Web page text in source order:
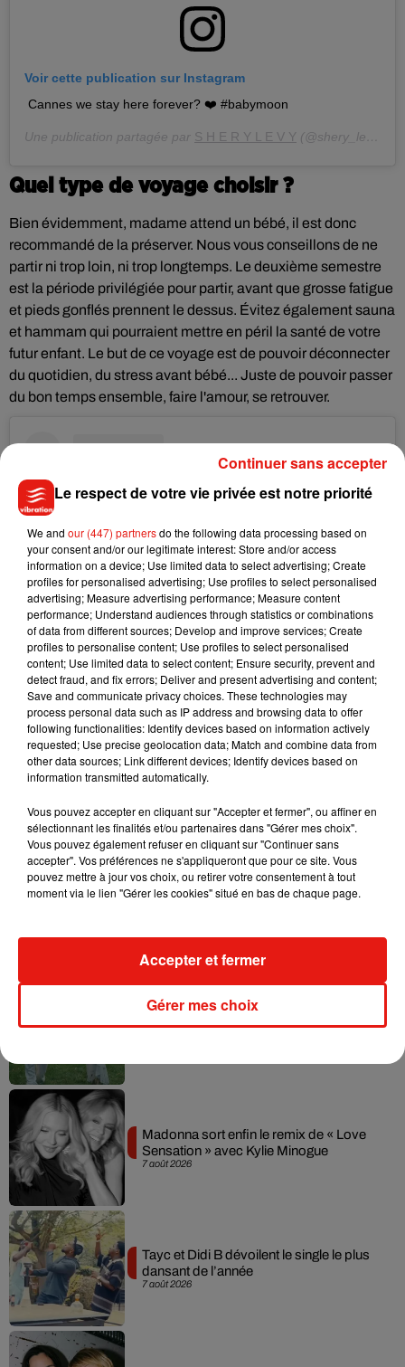
Voir cette publication sur Instagram
Cannes we stay here forever? ❤️ #babymoon
Une publication partagée par S H E R Y L E V Y (@shery_levy) le
Quel type de voyage choisir ?
Bien évidemment, madame attend un bébé, il est donc
recommandé de la préserver. Nous vous conseillons de ne
partir ni trop loin, ni trop longtemps. Le deuxième semestre
est la période privilégiée pour partir, avant que grosse fatigue
et pieds gonflés prennent le dessus. Évitez également sauna
et hammam qui pourraient mettre en péril la santé de votre
futur enfant. Le but de ce voyage est de pouvoir déconnecter
du quotidien, du stress avant bébé... Juste de pouvoir passer
du bon temps ensemble, faire l'amour, se retrouver.
Voir cette publication sur Instagram
Celebrating 30 weeks pregnant �xÈ�xÈ.Only 10 more
weeks until we get to finally meet you mi corazón
�xÈxÈ�x" #babymoon #maui #hawaii #kaanapalibeach
#30weekspregnant #babyboy #soontobeparents
#bestvacayever #summer2019 #pregnantbelly #babybump
#keepgrowingbaby #loveyouwithallmyheart
Une publication partagée parCrhistina Abrego(@crhistinaabrego) le
Julien Lieb s’essaye à la vie de chatelain
dans son nouveau clip
7 août 2026
Madonna sort enfin le remix de « Love
Sensation » avec Kylie Minogue
7 août 2026
Tayc et Didi B dévoilent le single le plus
dansant de l’année
Le respect de votre vie privée est notre priorité
We and our (447) partnersdo the following data processing based on
your consent and/or our legitimate interest: Store and/or access
information on a device; Use limited data to select advertising; Create
profiles for personalised advertising; Use profiles to select personalised
advertising; Measure advertising performance; Measure content
performance; Understand audiences through statistics or combinations
of data from different sources; Develop and improve services; Create
profiles to personalise content; Use profiles to select personalised
content; Use limited data to select content; Ensure security, prevent and
detect fraud, and fix errors; Deliver and present advertising and content;
Save and communicate privacy choices. These technologies may
process personal data such as IP address and browsing data to offer
following functionalities: Identify devices based on information actively
requested; Use precise geolocation data; Match and combine data from
other data sources; Link different devices; Identify devices based on
information transmitted automatically.
Vous pouvez accepter en cliquant sur "Accepter et fermer", ou affiner en
sélectionnant les finalités et/ou partenaires dans "Gérer mes choix".
Vous pouvez également refuser en cliquant sur "Continuer sans
accepter". Vos préférences ne s'appliqueront que pour ce site. Vous
pouvez mettre à jour vos choix, ou retirer votre consentement à tout
moment via le lien "Gérer les cookies" situé en bas de chaque page.
Gérer mes choix
Accepter et fermer
Continuer sans accepter